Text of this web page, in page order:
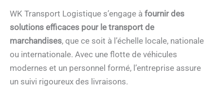
WK Transport Logistique s’engage à fournir des
solutions efficaces pour le transport de
marchandises, que ce soit à l’échelle locale, nationale
ou internationale. Avec une flotte de véhicules
modernes et un personnel formé, l’entreprise assure
un suivi rigoureux des livraisons.